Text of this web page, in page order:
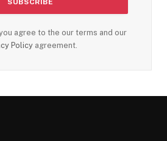
agree to the our terms and our
Policy agreement.